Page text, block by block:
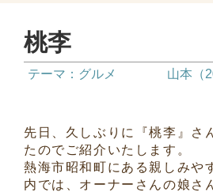
桃李
テーマ：グルメ 山本（
先日、久しぶりに『桃李』さ
たのでご紹介いたします。
熱海市昭和町にある親しみや
内では、オーナーさんの娘さ